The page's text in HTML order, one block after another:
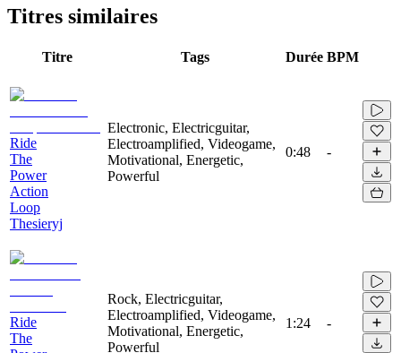
Titres similaires
Titre Tags Durée BPM
Ride
The
Power
Action
Loop
Thesieryj
Electronic, Electricguitar,
Electroamplified, Videogame,
Motivational, Energetic,
Powerful
0:48 -
Ride
The
Rock, Electricguitar,
Electroamplified, Videogame,
Motivational, Energetic,
Powerful
1:24 -